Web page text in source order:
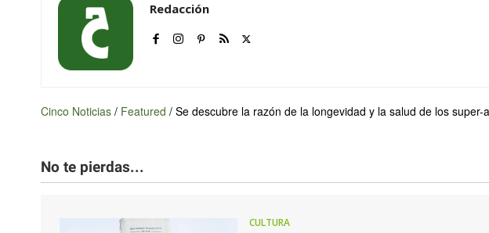
Redacción
Cinco Noticias / Featured / Se descubre la razón de la longevidad y la salud de los super-
No te pierdas...
CULTURA